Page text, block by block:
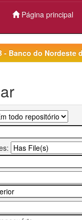
Página principal
- Banco do Nordeste